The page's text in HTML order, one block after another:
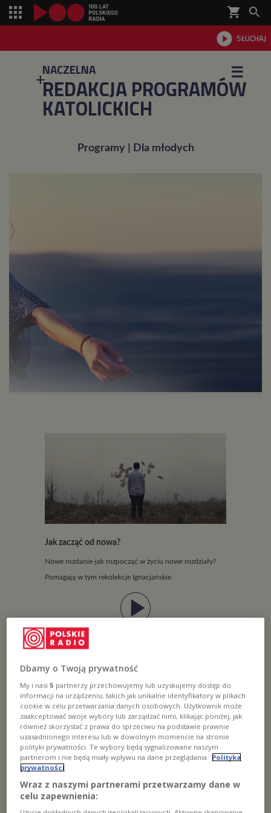
shopping_cart 
 SŁUCHAJ

NACZELNA
REDAKCJA PROGRAMÓW
KATOLICKICH
☰
Programy | Dla młodych
Jak zacząć od nowa?
Nowe rozdanie-jak rozpocząć w życiu nowe rozdziały?
Pomagają w tym rekolekcje Ignacjańskie
play_arrow
Dzień Modlitwy i Pomocy Misjom
Dbamy o Twoją prywatność
My i nasi5 partnerzy przechowujemy lub uzyskujemy dostęp do
informacji na urządzeniu, takich jak unikalne identyfikatory w plikach
cookie w celu przetwarzania danych osobowych. Użytkownik może
zaakceptować swoje wybory lub zarządzać nimi, klikając poniżej, jak
również skorzystać z prawa do sprzeciwu na podstawie prawnie
uzasadnionego interesu lub w dowolnym momencie na stronie
polityki prywatności. Te wybory będą sygnalizowane naszym
partnerom i nie będą miały wpływu na dane przeglądania. Polityka
prywatności
Wraz z naszymi partnerami przetwarzamy dane w
celu zapewnienia: